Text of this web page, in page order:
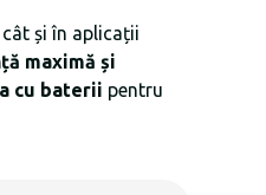
și în aplicații
maximă și
cu baterii pentru